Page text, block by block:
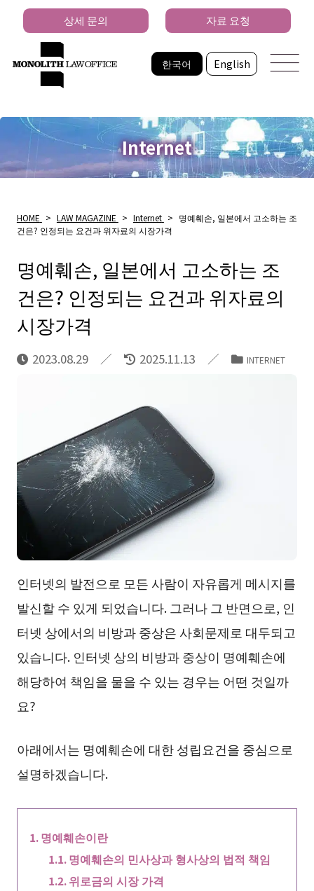
한국어 English
상세 문의 자료 요청
Internet
HOME > LAW MAGAZINE > Internet > 명예훼손, 일본에서 고소하는 조
건은? 인정되는 요건과 위자료의 시장가격
명예훼손, 일본에서 고소하는 조
건은? 인정되는 요건과 위자료의
시장가격
2023.08.29 2025.11.13 INTERNET
인터넷의 발전으로 모든 사람이 자유롭게 메시지를
발신할 수 있게 되었습니다. 그러나 그 반면으로, 인
터넷 상에서의 비방과 중상은 사회문제로 대두되고
있습니다. 인터넷 상의 비방과 중상이 명예훼손에
해당하여 책임을 물을 수 있는 경우는 어떤 것일까
요?
아래에서는 명예훼손에 대한 성립요건을 중심으로
설명하겠습니다.
명예훼손이란
명예훼손의 민사상과 형사상의 법적 책임
위로금의 시장 가격